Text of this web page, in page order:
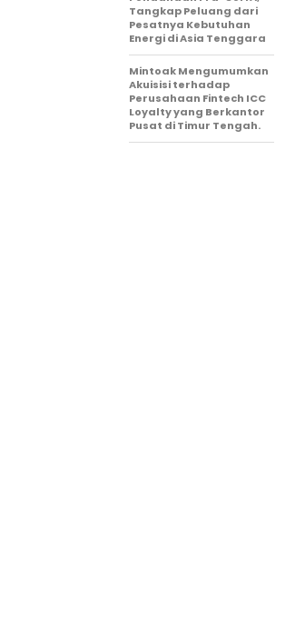
Tangkap Peluang dari
Pesatnya Kebutuhan
Energi di Asia Tenggara
Mintoak Mengumumkan
Akuisisi terhadap
Perusahaan Fintech ICC
Loyalty yang Berkantor
Pusat di Timur Tengah.